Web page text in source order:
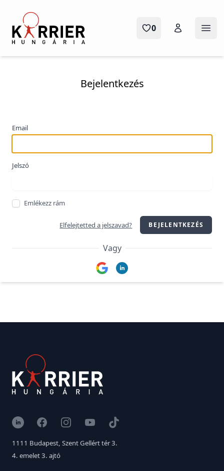
Karrier Hungária
0
Bejelentkezés
Email
Jelszó
Emlékezz rám
Elfelejtetted a jelszavad? BEJELENTKEZÉS
Vagy
GoogleLinkedIn
LinkedInFacebookInstagramYouTubeTikTok
1111 Budapest, Szent Gellért tér 3.
4. emelet 3. ajtó